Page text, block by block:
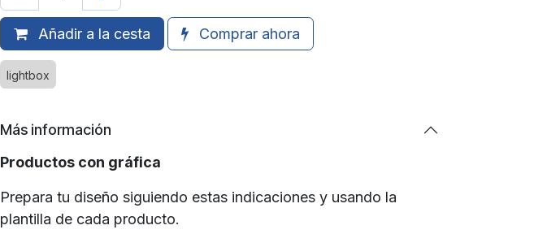
Añadir a la cesta Comprar ahora
lightbox
Más información
Productos con gráfica
Prepara tu diseño siguiendo estas indicaciones y usando la
plantilla de cada producto.